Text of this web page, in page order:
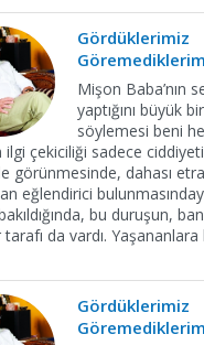
Gördüklerimiz
Mişon Baba’nın
yaptığını büyük
söylemesi beni
ilgi çekiciliği sadece
görünmesinde, dahası
eğlendirici
bu duruşun,
tarafı da vardı.
Gördüklerimiz